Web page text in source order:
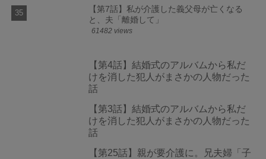
【第7話】私が介護した義父母が亡くなる
と、夫「離婚して」
61482 views
【第4話】結婚式のアルバムから私だ
けを消した犯人がまさかの人物だった
話
【第3話】結婚式のアルバムから私だ
けを消した犯人がまさかの人物だった
話
【第25話】親が要介護に。兄夫婦「子